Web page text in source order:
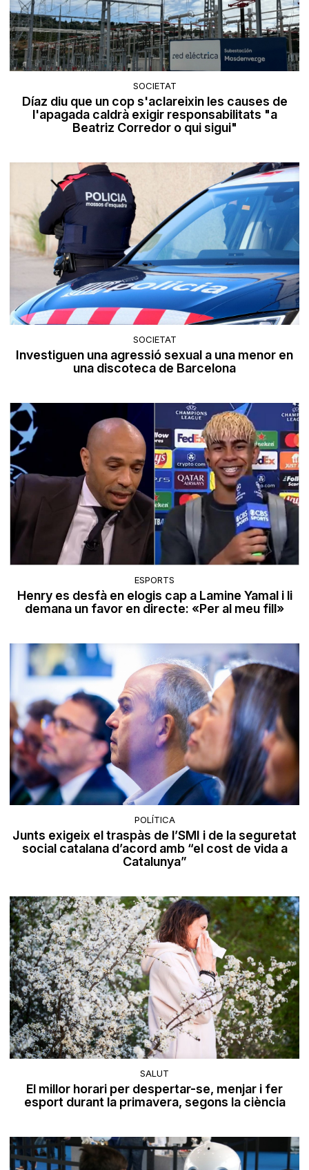
SOCIETAT
Díaz diu que un cop s'aclareixin les causes de
l'apagada caldrà exigir responsabilitats "a
Beatriz Corredor o qui sigui"
SOCIETAT
Investiguen una agressió sexual a una menor en
una discoteca de Barcelona
ESPORTS
Henry es desfà en elogis cap a Lamine Yamal i li
demana un favor en directe: «Per al meu fill»
POLÍTICA
Junts exigeix el traspàs de l’SMI i de la seguretat
social catalana d’acord amb “el cost de vida a
Catalunya”
SALUT
El millor horari per despertar-se, menjar i fer
esport durant la primavera, segons la ciència